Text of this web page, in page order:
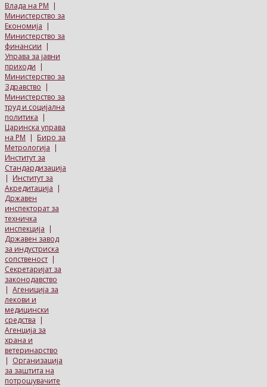
Влада на РМ |
Министерство за
Економија |
Министерство за
финансии |
Управа за јавни
приходи |
Министерство за
Здравство |
Министерство за
труд и социјална
политика |
Царинска управа
на РМ | Биро за
Метрологија |
Институт за
Стандардизација
| Институт за
Акредитација |
Државен
инспекторат за
техничка
инспекција |
Државен завод
за индустриска
сопственост |
Секретаријат за
законодавство
| Агениција за
лекови и
медицински
средства |
Агенција за
храна и
ветеринарство
| Организација
за заштита на
потрошувачите